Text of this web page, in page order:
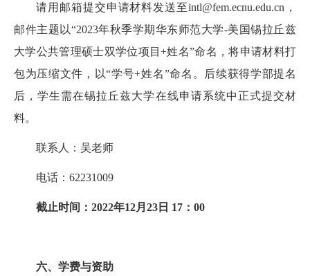
请用邮箱提交申请材料发送至intl@fem.ecnu.edu.cn，
邮件主题以“2023年秋季学期华东师范大学-美国锡拉丘兹
大学公共管理硕士双学位项目+姓名”命名，将申请材料打
包为压缩文件，以“学号+姓名”命名。后续获得学部提名
后，学生需在锡拉丘兹大学在线申请系统中正式提交材
料。
联系人：吴老师
电话：62231009
截止时间：2022年12月23日 17：00
六、学费与资助